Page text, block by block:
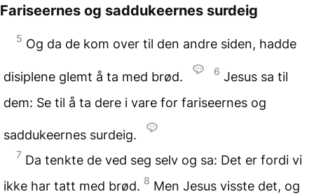
Fariseernes og saddukeernes surdeig
5 Og da de kom over til den andre siden, hadde
disiplene glemt å ta med brød. 6 Jesus sa til
dem: Se til å ta dere i vare for fariseernes og
saddukeernes surdeig.
7 Da tenkte de ved seg selv og sa: Det er fordi vi
ikke har tatt med brød. 8 Men Jesus visste det, og